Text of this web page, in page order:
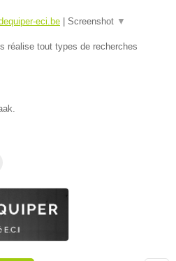
eci.be | Screenshot ▼
réalise tout types de recherches